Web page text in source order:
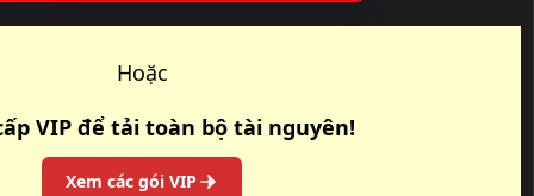
Hoặc
VIP để tải toàn bộ tài nguyên!
Xem các gói VIP